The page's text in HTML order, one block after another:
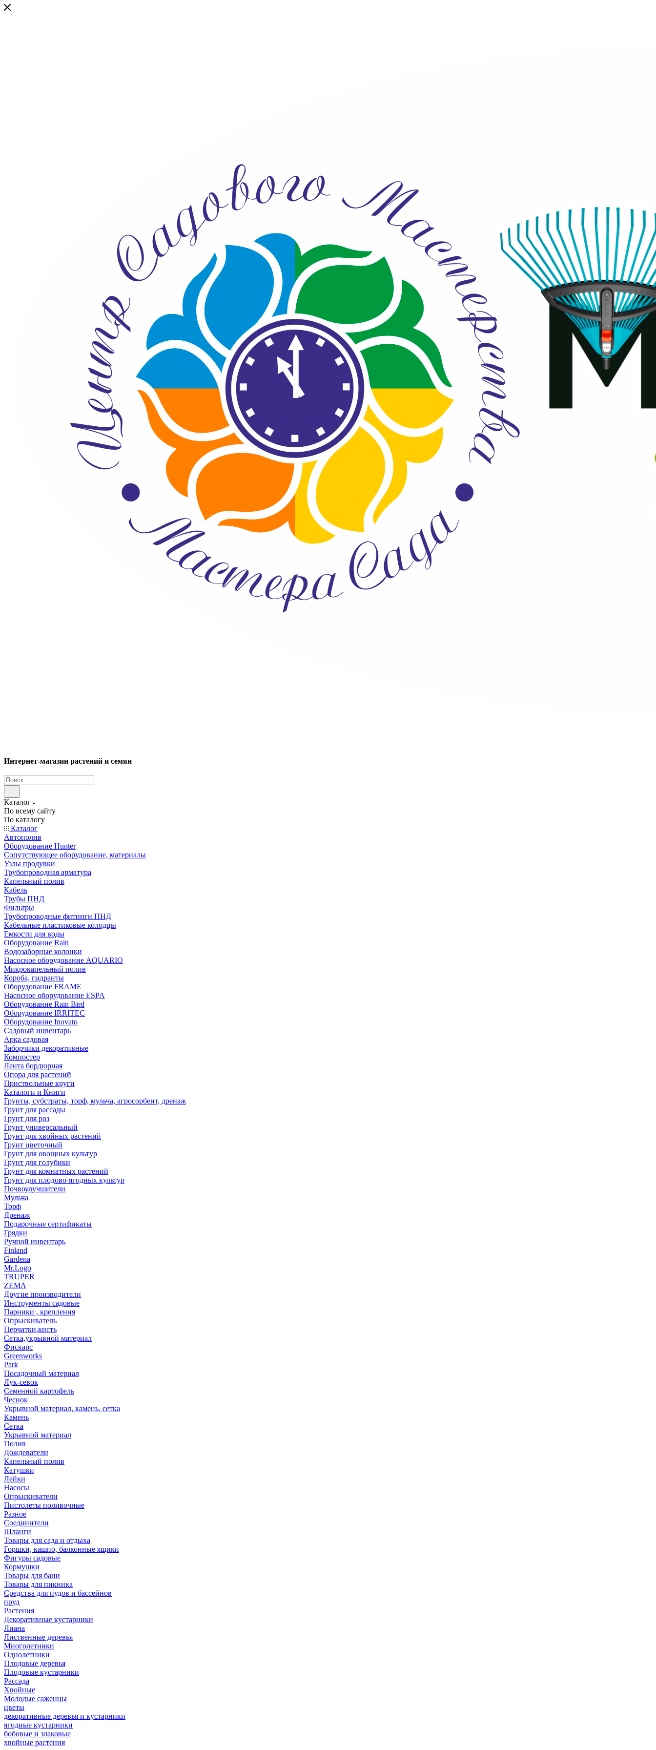
Интернет-магазин растений и семян
Каталог
По всему сайту
По каталогу
Каталог
Автополив
Оборудование Hunter
Сопутствующее оборудование, материалы
Узлы продувки
Трубопроводная арматура
Капельный полив
Кабель
Трубы ПНД
Фильтры
Трубопроводные фитинги ПНД
Кабельные пластиковые колодцы
Емкости для воды
Оборудование Rain
Водозаборные колонки
Насосное оборудование AQUARIO
Микрокапельный полив
Короба, гидранты
Оборудование FRAME
Насосное оборудование ESPA
Оборудование Rain Bird
Оборудование IRRITEC
Оборудование Inovato
Садовый инвентарь
Арка садовая
Заборчики декоративные
Компостер
Лента бордюрная
Опора для растений
Приствольные круги
Каталоги и Книги
Грунты, субстраты, торф, мульча, агросорбент, дренаж
Грунт для рассады
Грунт для роз
Грунт универсальный
Грунт для хвойных растений
Грунт цветочный
Грунт для овощных культур
Грунт для голубики
Грунт для комнатных растений
Грунт для плодово-ягодных культур
Почвоулучшители
Мульча
Торф
Дренаж
Подарочные сертификаты
Грядки
Ручной инвентарь
Finland
Gardena
Mr.Logo
TRUPER
ZEMA
Другие производители
Инструменты садовые
Парники , крепления
Опрыскиватель
Перчатки,кисть
Сетка,укрывной материал
Фискарс
Greenworks
Park
Посадочный материал
Лук-севок
Семенной картофель
Чеснок
Укрывной материал, камень, сетка
Камень
Сетка
Укрывной материал
Полив
Дождеватели
Капельный полив
Катушки
Лейки
Насосы
Опрыскиватели
Пистолеты поливочные
Разное
Соединители
Шланги
Товары для сада и отдыха
Горшки, кашпо, балконные ящики
Фигуры садовые
Кормушки
Товары для бани
Товары для пикника
Средства для пудов и бассейнов
пруд
Растения
Декоративные кустарники
Лиана
Лиственные деревья
Многолетники
Однолетники
Плодовые деревья
Плодовые кустарники
Рассада
Хвойные
Молодые саженцы
цветы
декоративные деревья и кустарники
ягодные кустарники
бобовые и злаковые
хвойные растения